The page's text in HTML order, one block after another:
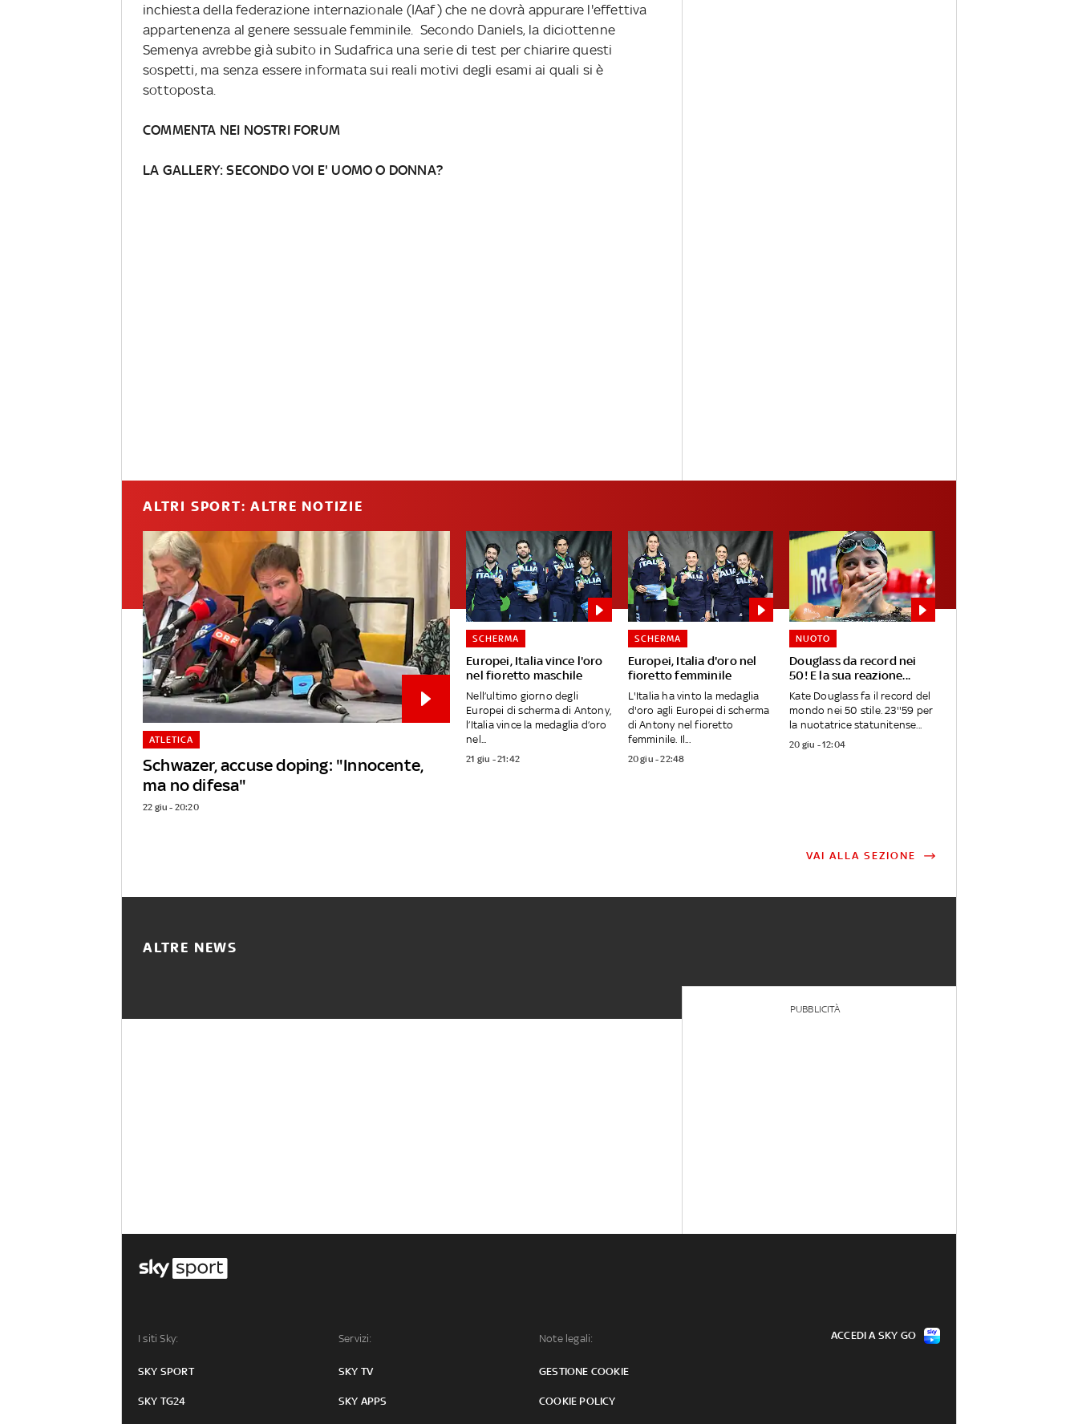
inchiesta della federazione internazionale (IAaf) che ne dovrà appurare l'effettiva
appartenenza al genere sessuale femminile. Secondo Daniels, la diciottenne
Semenya avrebbe già subito in Sudafrica una serie di test per chiarire questi
sospetti, ma senza essere informata sui reali motivi degli esami ai quali si è
sottoposta.
COMMENTA NEI NOSTRI FORUM
LA GALLERY: SECONDO VOI E' UOMO O DONNA?
ALTRI SPORT: ALTRE NOTIZIE
Schwazer, accuse doping: "Innocente,
ma no difesa"
ATLETICA
22 giu - 20:20
Europei, Italia vince l'oro
nel fioretto maschile
SCHERMA
Nell’ultimo giorno degli
Europei di scherma di Antony,
l’Italia vince la medaglia d’oro
nel...
21 giu - 21:42
Europei, Italia d'oro nel
fioretto femminile
SCHERMA
L'Italia ha vinto la medaglia
d'oro agli Europei di scherma
di Antony nel fioretto
femminile. Il...
20 giu - 22:48
Douglass da record nei
50! E la sua reazione...
NUOTO
Kate Douglass fa il record del
mondo nei 50 stile. 23''59 per
la nuotatrice statunitense...
20 giu - 12:04
VAI ALLA SEZIONE
ALTRE NEWS
PUBBLICITÀ
I siti Sky:
SKY SPORT
SKY TG24
Servizi:
SKY TV
SKY APPS
Note legali:
GESTIONE COOKIE
COOKIE POLICY
ACCEDI A SKY GO